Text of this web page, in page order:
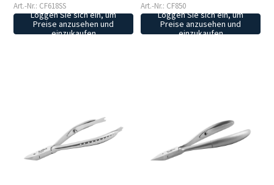
Art.-Nr.: CF618SS
Loggen Sie sich ein, um
Preise anzusehen und
einzukaufen
Art.-Nr.: CF850
Loggen Sie sich ein, um
Preise anzusehen und
einzukaufen